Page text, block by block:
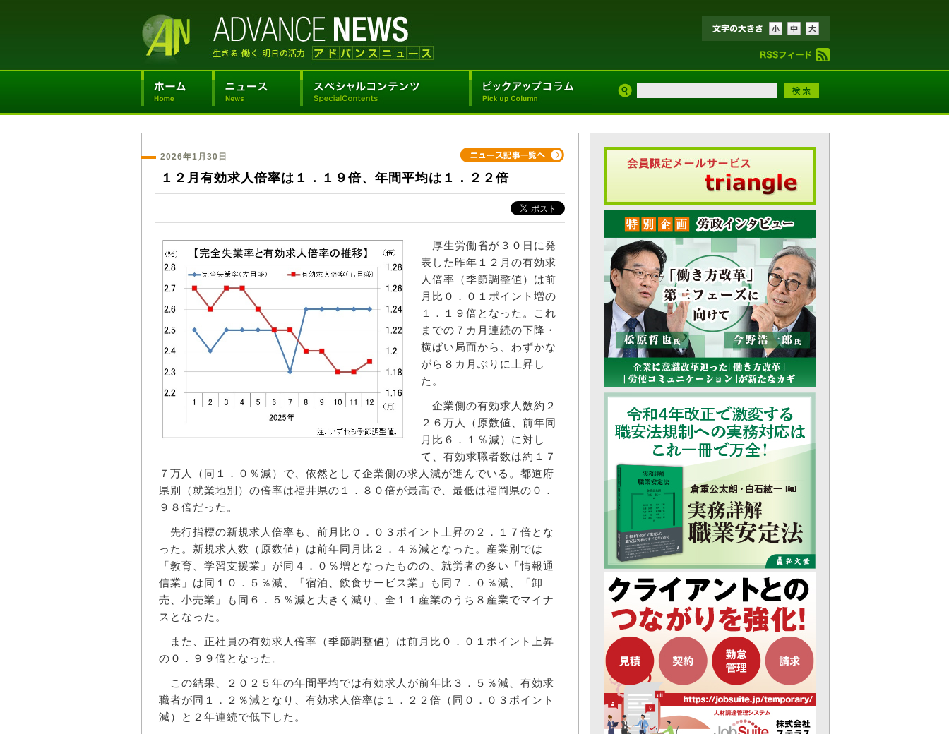
2026年1月30日
１２月有効求人倍率は１．１９倍、年間平均は１．２２倍
厚生労働省が３０日に発
表した昨年１２月の有効求
人倍率（季節調整値）は前
月比０．０１ポイント増の
１．１９倍となった。これ
までの７カ月連続の下降・
横ばい局面から、わずかな
がら８カ月ぶりに上昇し
た。
企業側の有効求人数約２
２６万人（原数値、前年同
月比６．１％減）に対し
て、有効求職者数は約１７
７万人（同１．０％減）で、依然として企業側の求人減が進んでいる。都道府
県別（就業地別）の倍率は福井県の１．８０倍が最高で、最低は福岡県の０．
９８倍だった。
先行指標の新規求人倍率も、前月比０．０３ポイント上昇の２．１７倍とな
った。新規求人数（原数値）は前年同月比２．４％減となった。産業別では
「教育、学習支援業」が同４．０％増となったものの、就労者の多い「情報通
信業」は同１０．５％減、「宿泊、飲食サービス業」も同７．０％減、「卸
売、小売業」も同６．５％減と大きく減り、全１１産業のうち８産業でマイナ
スとなった。
また、正社員の有効求人倍率（季節調整値）は前月比０．０１ポイント上昇
の０．９９倍となった。
この結果、２０２５年の年間平均では有効求人が前年比３．５％減、有効求
職者が同１．２％減となり、有効求人倍率は１．２２倍（同０．０３ポイント
減）と２年連続で低下した。